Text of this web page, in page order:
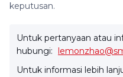
keputusan.
Untuk pertanyaan atau
hubungi:
Untuk informasi lebih